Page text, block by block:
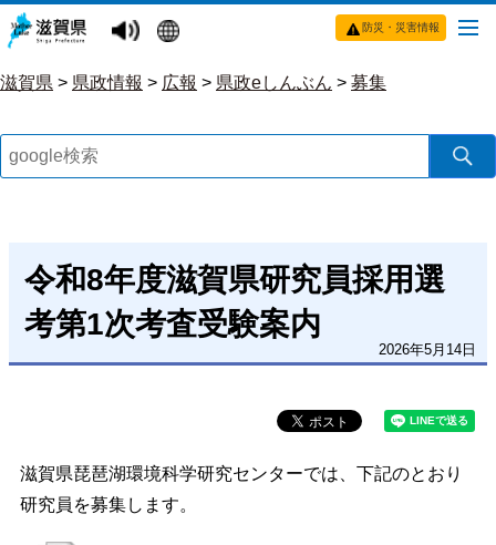
防災・災害情報
滋賀県 > 県政情報 > 広報 > 県政eしんぶん > 募集
令和8年度滋賀県研究員採用選
考第1次考査受験案内
2026年5月14日
滋賀県琵琶湖環境科学研究センターでは、下記のとおり
研究員を募集します。